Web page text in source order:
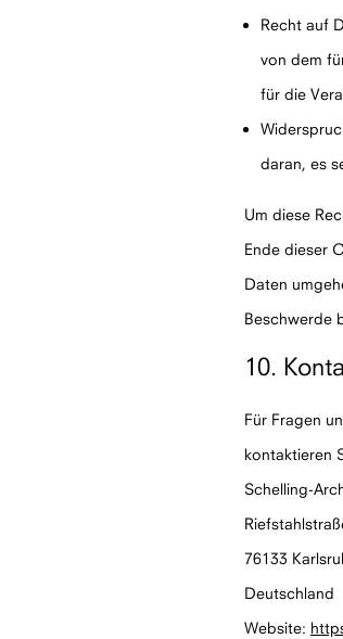
Recht auf
von dem
für die
daran, es
Um diese
Ende dieser
Daten
Beschwerde
10.
Für Fragen
kontaktieren
Schelling-
76133
Deutschland
Website: